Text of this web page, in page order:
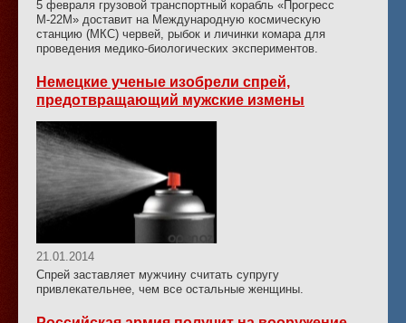
5 февраля грузовой транспортный корабль «Прогресс
М-22М» доставит на Международную космическую
станцию (МКС) червей, рыбок и личинки комара для
проведения медико-биологических экспериментов.
Немецкие ученые изобрели спрей,
предотвращающий мужские измены
21.01.2014
Спрей заставляет мужчину считать супругу
привлекательнее, чем все остальные женщины.